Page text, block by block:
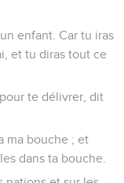
enfant. Car tu iras
et tu diras tout ce
te délivrer, dit
ma bouche ; et
dans ta bouche.